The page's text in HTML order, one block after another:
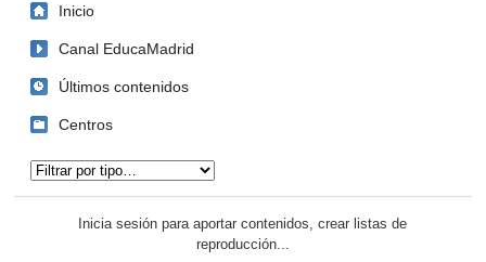
Inicio
Canal EducaMadrid
Últimos contenidos
Centros
Inicia sesión para aportar contenidos, crear listas de
reproducción...